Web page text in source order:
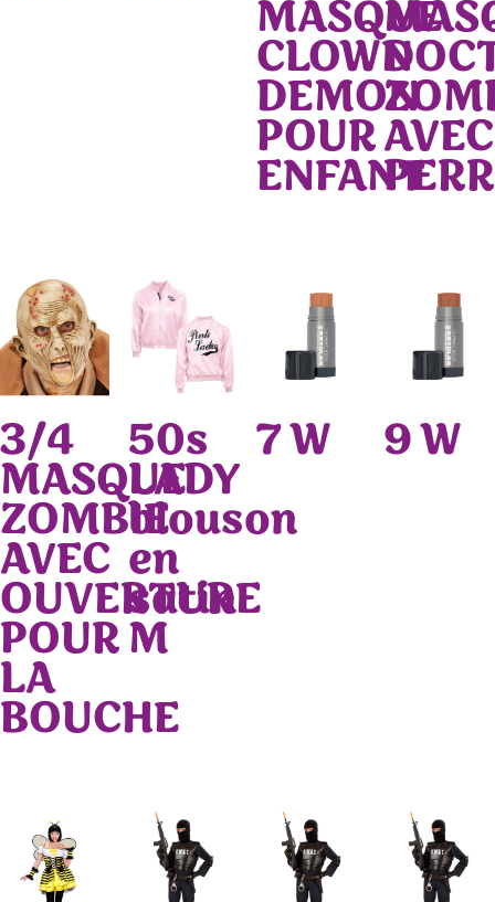
MASQUE
CLOWN
DEMON
POUR
ENFANT
AVEC
3/4
MASQUE
ZOMBIE
AVEC
OUVERTURE
POUR
LA
BOUCHE
50s
LADY
blouson
en
satin
M
7 W 9 W